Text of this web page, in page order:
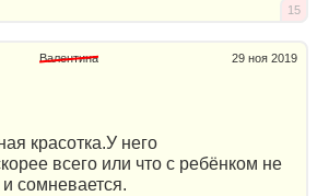
15
29 ноя 2019
Валентина
красотка.У него
всего или что с ребёнком не
и сомневается.